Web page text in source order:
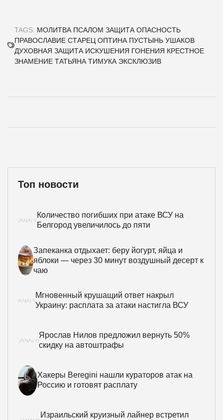
TAGS: МОЛИТВА ПСАЛОМ ЗАЩИТА ОПАСНОСТЬ
ПРАВОСЛАВИЕ СТАРЕЦ ОПТИНА ПУСТЫНЬ УШАКОВ
ДУХОВНАЯ ЗАЩИТА ИСКУШЕНИЯ ГОНЕНИЯ КРЕСТНОЕ
ЗНАМЕНИЕ ТАТЬЯНА ТИМУКА ЭКСКЛЮЗИВ
Топ новости
Количество погибших при атаке ВСУ на
Белгород увеличилось до пяти
Запеканка отдыхает: беру йогурт, яйца и
яблоки — через 30 минут воздушный десерт к
чаю
Мгновенный крушащий ответ накрыл
Украину: расплата за атаки настигла ВСУ
Ярослав Нилов предложил вернуть 50%
скидку на автоштрафы
Хакеры Beregini нашли кураторов атак на
Россию и готовят расплату
Израильский круизный лайнер встретил